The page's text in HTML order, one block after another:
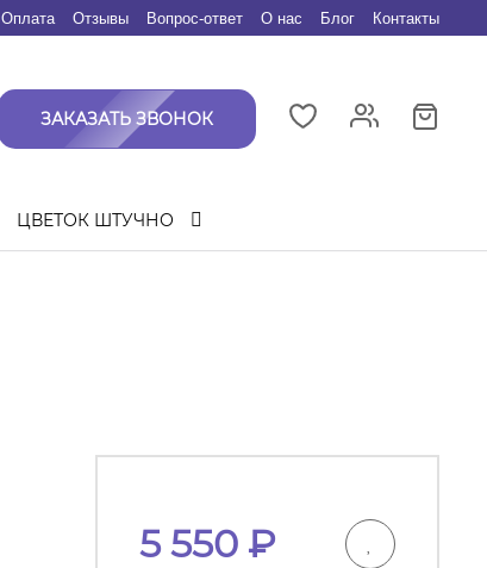
Оплата Отзывы Вопрос-ответ О нас Блог Контакты
ЗАКАЗАТЬ ЗВОНОК
ЦВЕТОК ШТУЧНО
5 550₽